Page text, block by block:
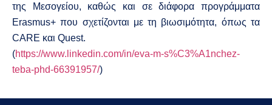
της Μεσογείου, καθώς και σε διάφορα προγράμματα
Erasmus+ που σχετίζονται με τη βιωσιμότητα, όπως τα
CARE και Quest.
(https://www.linkedin.com/in/eva-m-s%C3%A1nchez-
teba-phd-66391957/)